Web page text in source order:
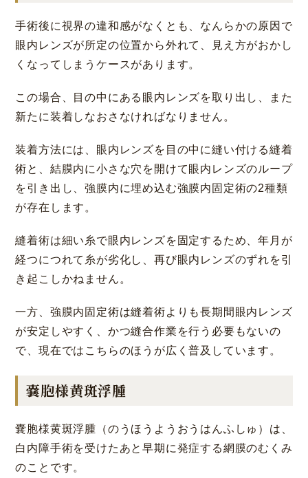
手術後に視界の違和感がなくとも、なんらかの原因で
眼内レンズが所定の位置から外れて、見え方がおかし
くなってしまうケースがあります。
この場合、目の中にある眼内レンズを取り出し、また
新たに装着しなおさなければなりません。
装着方法には、眼内レンズを目の中に縫い付ける縫着
術と、結膜内に小さな穴を開けて眼内レンズのループ
を引き出し、強膜内に埋め込む強膜内固定術の2種類
が存在します。
縫着術は細い糸で眼内レンズを固定するため、年月が
経つにつれて糸が劣化し、再び眼内レンズのずれを引
き起こしかねません。
一方、強膜内固定術は縫着術よりも長期間眼内レンズ
が安定しやすく、かつ縫合作業を行う必要もないの
で、現在ではこちらのほうが広く普及しています。
嚢胞様黄斑浮腫
嚢胞様黄斑浮腫（のうほうようおうはんふしゅ）は、
白内障手術を受けたあと早期に発症する網膜のむくみ
のことです。